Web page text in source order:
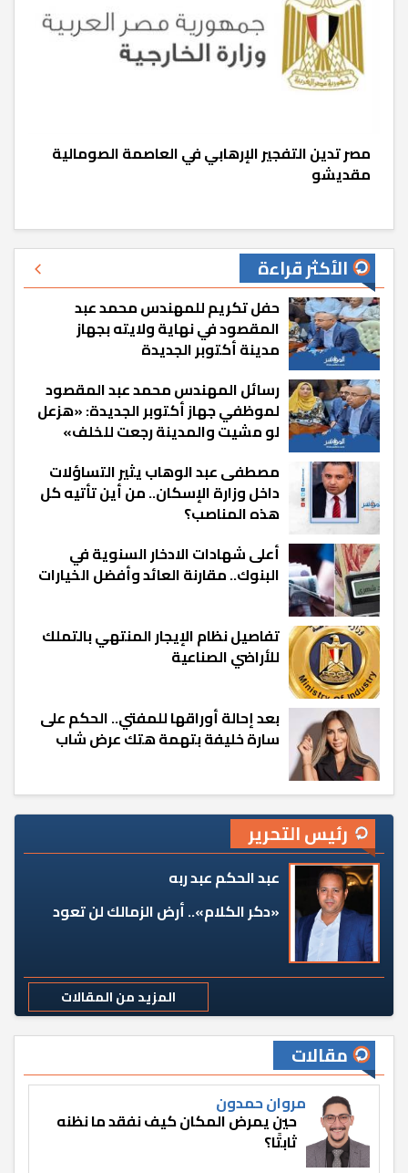
مصر تدين التفجير الإرهابي في العاصمة الصومالية
مقديشو
الأكثر قراءة
حفل تكريم للمهندس محمد عبد
المقصود في نهاية ولايته بجهاز
مدينة أكتوبر الجديدة
رسائل المهندس محمد عبد المقصود
لموظفي جهاز أكتوبر الجديدة: «هزعل
لو مشيت والمدينة رجعت للخلف»
مصطفى عبد الوهاب يثير التساؤلات
داخل وزارة الإسكان.. من أين تأتيه كل
هذه المناصب؟
أعلى شهادات الادخار السنوية في
البنوك.. مقارنة العائد وأفضل الخيارات
تفاصيل نظام الإيجار المنتهي بالتملك
للأراضي الصناعية
بعد إحالة أوراقها للمفتي.. الحكم على
سارة خليفة بتهمة هتك عرض شاب
رئيس التحرير
عبد الحكم عبد ربه
«دكر الكلام».. أرض الزمالك لن تعود
المزيد من المقالات
مقالات
مروان حمدون
حين يمرض المكان كيف نفقد ما نظنه
ثابتًا؟